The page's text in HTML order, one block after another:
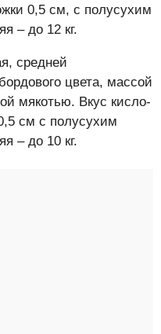
0,5 см, с полусухим
– до 12 кг.
средней
цвета, массой
мякотью. Вкус кисло-
см с полусухим
– до 10 кг.